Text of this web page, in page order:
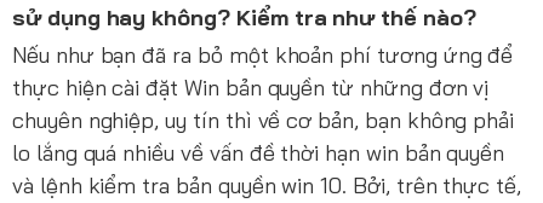
sử dụng hay không? Kiểm tra như thế nào?
Nếu như bạn đã ra bỏ một khoản phí tương ứng để
thực hiện cài đặt Win bản quyền từ những đơn vị
chuyên nghiệp, uy tín thì về cơ bản, bạn không phải
lo lắng quá nhiều về vấn đề thời hạn win bản quyền
và lệnh kiểm tra bản quyền win 10. Bởi, trên thực tế,